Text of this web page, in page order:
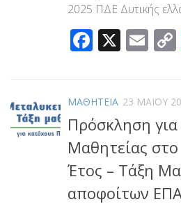
2025 ΠΔΕ Δυτικής
X
ΜΑΘΗΤΕΙΑ 23 ΜΑΪ́ΟΥ
Πρόσκληση
Μαθητείας
Έτος – Τάξη
αποφοίτων